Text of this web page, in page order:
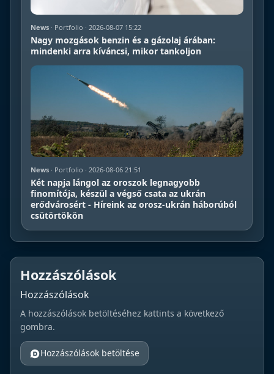
News · Portfolio · 2026-08-07 15:22
Nagy mozgások benzin és a gázolaj árában:
mindenki arra kíváncsi, mikor tankoljon
News · Portfolio · 2026-08-06 21:51
Két napja lángol az oroszok legnagyobb
finomítója, készül a végső csata az ukrán
erődvárosért - Híreink az orosz-ukrán háborúból
csütörtökön
Hozzászólások
Hozzászólások
A hozzászólások betöltéséhez kattints a következő
gombra.
Hozzászólások betöltése